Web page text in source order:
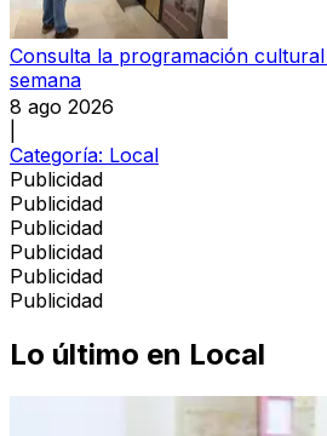
Consulta la programación
semana
8 ago 2026
Categoría: Local
Publicidad
Publicidad
Publicidad
Publicidad
Publicidad
Publicidad
Lo último en Local